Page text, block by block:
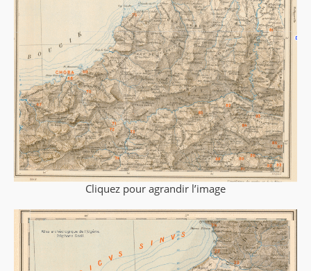
Cliquez pour agrandir l’image